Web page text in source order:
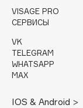
Davines
Dessange
Dior
Dolce & Gabbana
VISAGE PRO
СЕРВИСЫ
VK
TELEGRAM
WHATSAPP
MAX
IOS & Android >